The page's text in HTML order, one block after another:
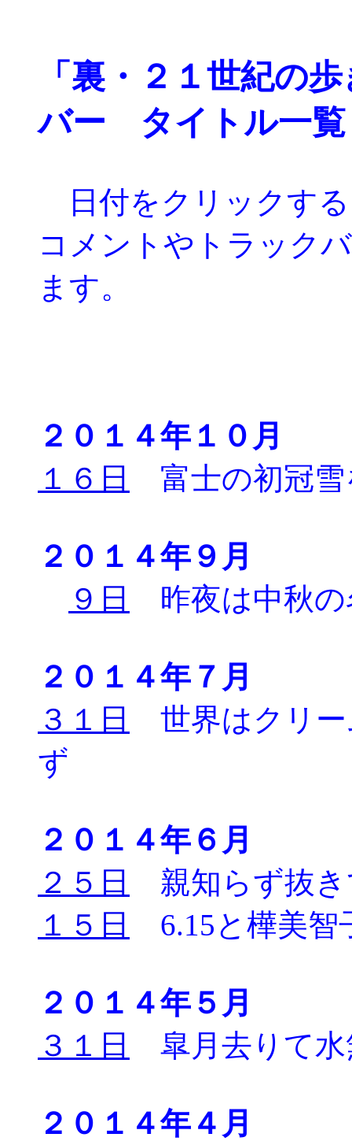
「裏・２１世紀の
バー タイトル一覧
日付をクリックす
コメントやトラック
ます。
２０１４年１０月
１６日
富士の初冠雪
２０１４年９月
９日
昨夜は中秋の
２０１４年７月
３１日
世界はクリー
ず
２０１４年６月
２５日
親知らず抜
１５日
6.15と樺美智
２０１４年５月
３１日
皐月去りて水
２０１４年４月